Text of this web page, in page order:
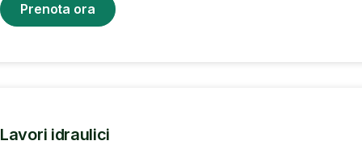
Prenota ora
Lavori idraulici